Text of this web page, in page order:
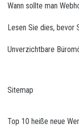
Wann sollte man
Lesen Sie dies, bevor
Unverzichtbare
Sitemap
Top 10 heiße neue